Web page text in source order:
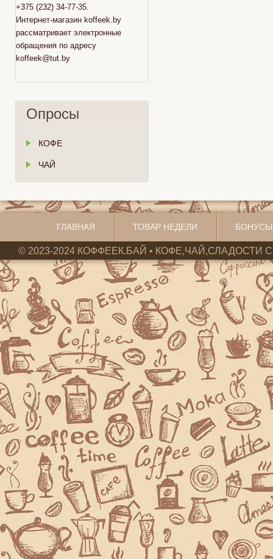
+375 (232) 34-77-35.
Интернет-магазин koffeek.by
рассматривает электронные
обращения по адресу
koffeek@tut.by
Опросы
КОФЕ
ЧАЙ
ГЛАВНАЯ ТОВАР НЕДЕЛИ
© 2023-2024 КОФФЕЕК.БАЙ • КОФЕ,ЧАЙ,СЛАДОСТИ С